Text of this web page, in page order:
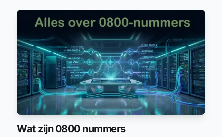
Wat zijn 0800 nummers